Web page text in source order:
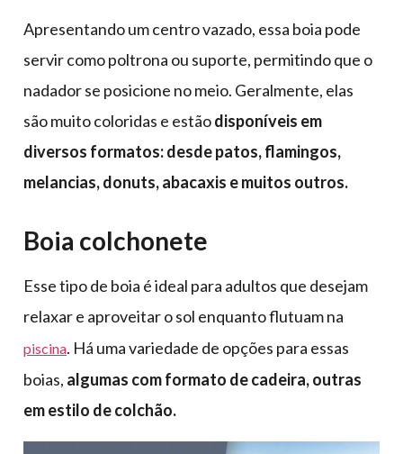
Apresentando um centro vazado, essa boia pode
servir como poltrona ou suporte, permitindo que o
nadador se posicione no meio. Geralmente, elas
são muito coloridas e estãodisponíveis em
diversos formatos: desde patos, flamingos,
melancias, donuts, abacaxis e muitos outros.
Boia colchonete
Esse tipo de boia é ideal para adultos que desejam
relaxar e aproveitar o sol enquanto flutuam na
piscina. Há uma variedade de opções para essas
boias, algumas com formato de cadeira, outras
em estilo de colchão.